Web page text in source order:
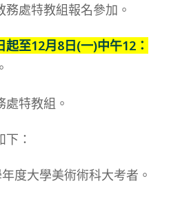
處特教組報名參加。
起至12月8日(一)中午12：
特教組。
：
度大學美術術科大考者。